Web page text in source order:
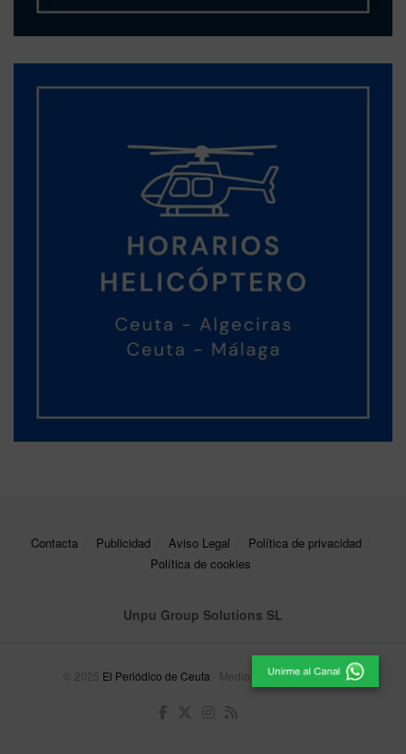
Contacta Publicidad Aviso Legal
Política de privacidad
Política de cookies
Unpu Group Solutions SL
© 2025 El Periódico de Ceuta - Medio de Comunicación